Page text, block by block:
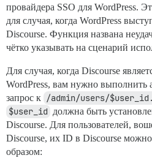
провайдера SSO для WordPress.
для случая, когда WordPress
Discourse. Функция названа
чётко указывать на сценарий
Для случая, когда Discourse
WordPress, вам нужно
запрос к /admin/users/
$user_id должна быть
Discourse. Для пользователей,
Discourse, их ID в Discourse
образом: